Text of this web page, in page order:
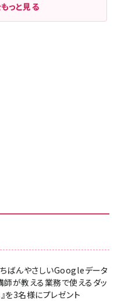
っと見る
ばんやさしいGoogleデータ
が教える業務で使えるダッ
を3名様にプレゼント